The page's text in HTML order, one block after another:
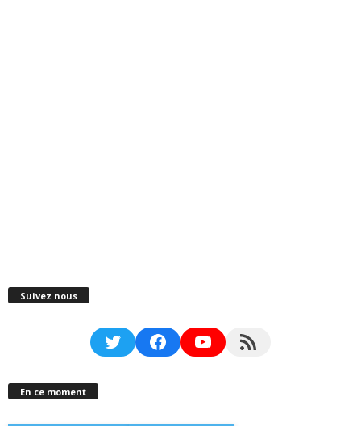
Suivez nous
TwitterFacebookYouTubeRSS Feed
En ce moment